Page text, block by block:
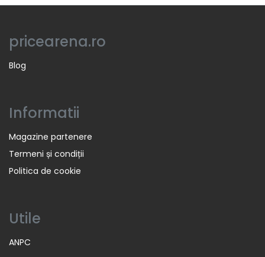
pricearena.ro
Blog
Informatii
Magazine partenere
Termeni și condiții
Politica de cookie
Utile
ANPC